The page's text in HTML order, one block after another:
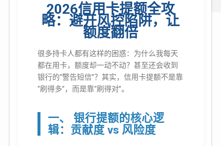
2026信用卡提额全攻
略：避开风控陷阱，让
额度翻倍
很多持卡人都有这样的困惑：为什么我每天
都在用卡，额度却一动不动？甚至还会收到
银行的“警告短信”？其实，信用卡提额不是靠
“刷得多”，而是靠“刷得对”。
一、 银行提额的核心逻
辑：贡献度 vs 风险度